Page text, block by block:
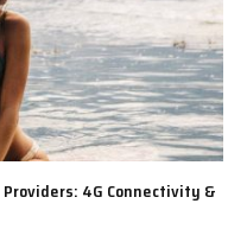
4G Connectivity &